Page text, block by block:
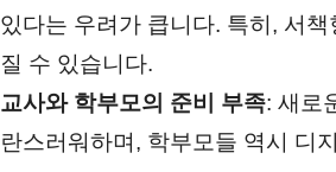
있다는 우려가 큽니다. 특히, 서
질 수 있습니다.
교사와 학부모의 준비 부족: 새로
란스러워하며, 학부모들 역시 디